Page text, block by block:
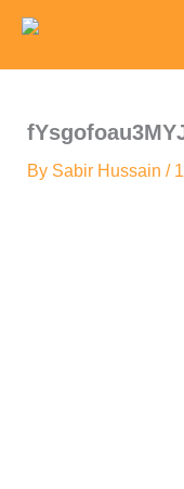
content
By Sabir Hussain /